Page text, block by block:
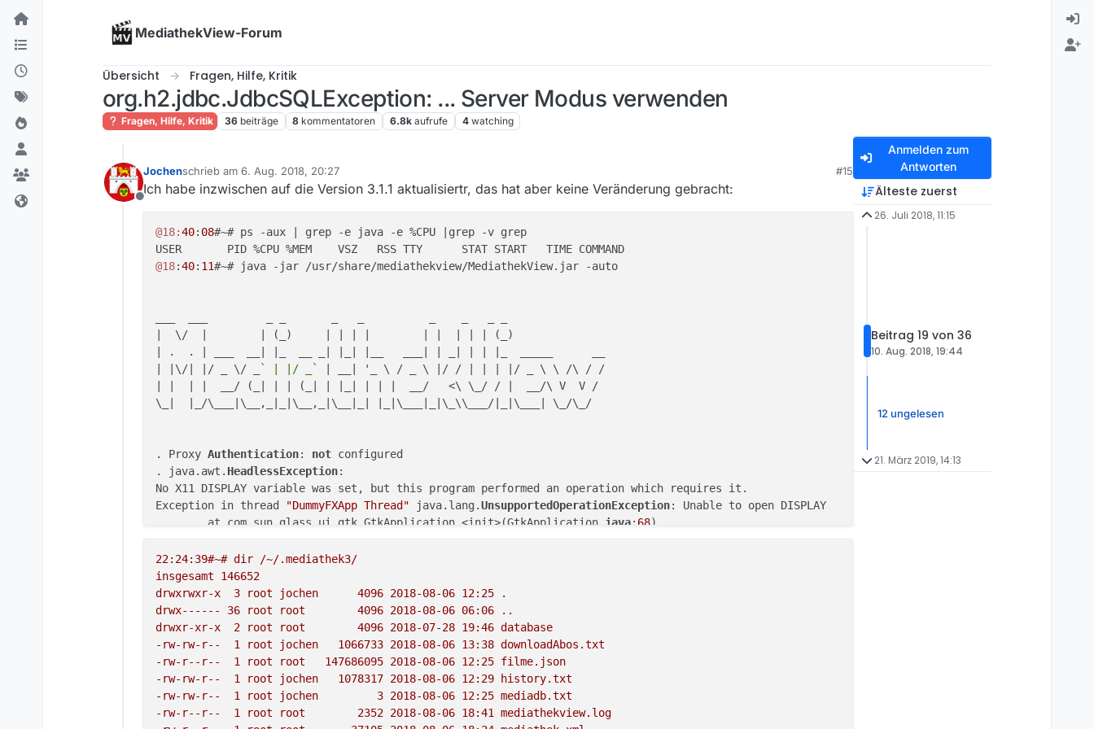
Skip to content
MediathekView-Forum
Übersicht Fragen, Hilfe, Kritik
org.h2.jdbc.JdbcSQLException: ... Server Modus verwenden
Fragen, Hilfe, Kritik 36 beiträge 8 kommentatoren 6.8k aufrufe 4 watching
Offline
Jochenschrieb am 6. Aug. 2018, 20:27
zuletzt editiert von
#15
Ich habe inzwischen auf die Version 3.1.1 aktualisiertr, das hat aber keine Veränderung gebracht:
@18:40: 08#~# ps -aux | grep -e java -e %CPU |grep -v grep
@18:40: 11#~# java -jar /usr/share/mediathekview/MediathekView.jar -auto
|  \/  |        | (_)     | | | |        | |  | | | (_)
| .  . | ___  __| |_  __ _| |_| |__   ___| | _| | | |_  _____      __
| |\/| |/ _ \/ _
` | |/ _`
| __| '_ \ / _ \ |/ / | | | |/ _ \ \ /\ / /
| |  | |  __/ (_| | | (_| | |_| | | |  __/   <\ \_/ / |  __/\ V  V /
\_|  |_/\___|\__,_|_|\__,_|\__|_| |_|\___|_|\_\\___/|_|\___| \_/\_/
. Proxy Authentication: not configured
. java.awt. HeadlessException:
No X11 DISPLAY variable was set, but this program performed an operation which requires it.
Exception in thread
"DummyFXApp Thread" java.lang.UnsupportedOperationException: Unable to open DISPLAY
        at com.sun.glass.ui.gtk.GtkApplication.<init>(GtkApplication.
java: 68)
        at com.sun.glass.ui.Application.run(Application.
        at com.sun.javafx.tk.quantum.QuantumToolkit.startup(QuantumToolkit.
        at com.sun.javafx.application.PlatformImpl.startup(PlatformImpl.
        at com.sun.javafx.application.LauncherImpl.startToolkit(LauncherImpl.
        at com.sun.javafx.application.LauncherImpl.launchApplication1(LauncherImpl.
        at com.sun.javafx.application.LauncherImpl.lambda$launchApplication$
        at java.lang.Thread.run(Thread.
java:748 )
. Programmstart: 06.08.2018 18:41:55
. maxMemory : 1603 MB
. Version : MediathekView
22:24:39#~# dir /~/.mediathek3/
insgesamt
146652
drwxrwxr-x
3 root jochen 4096 2018-08-06 12:25
.
drwx------
36 root root 4096 2018-08-06 06:06
..
drwxr-xr-x
2 root root 4096 2018-07-28 19:46 database
-rw-rw-r--
1 root jochen 1066733 2018-08-06 13:38 downloadAbos.txt
-rw-r--r--
1 root root 147686095 2018-08-06 12:25 filme.json
-rw-rw-r--
1 root jochen 1078317 2018-08-06 12:29
history.txt
-rw-rw-r--
1 root jochen 3 2018-08-06 12:25 mediadb.txt
-rw-r--r--
1 root root 2352 2018-08-06 18:41 mediathekview.log
Anmelden zum
Antworten
Älteste zuerst
26. Juli 2018, 11:15
Beitrag 19 von 36
10. Aug. 2018, 19:44
12 ungelesen
21. März 2019, 14:13